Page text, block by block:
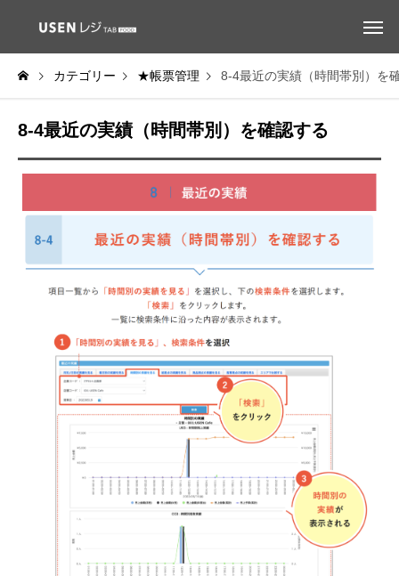
カテゴリー ★帳票管理 8-4最近の実績（時間帯別）を
8-4最近の実績（時間帯別）を確認する